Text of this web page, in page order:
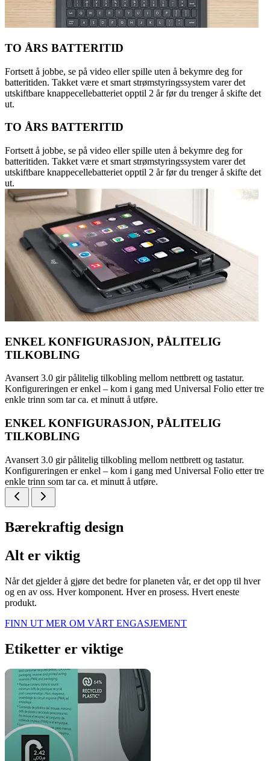
TO ÅRS BATTERITID
Fortsett å jobbe, se på video eller spille uten å bekymre deg for
batteritiden. Takket være et smart strømstyringssystem varer det
utskiftbare knappecellebatteriet opptil 2 år før du trenger å skifte det
ut.
TO ÅRS BATTERITID
Fortsett å jobbe, se på video eller spille uten å bekymre deg for
batteritiden. Takket være et smart strømstyringssystem varer det
utskiftbare knappecellebatteriet opptil 2 år før du trenger å skifte det
ut.
ENKEL KONFIGURASJON, PÅLITELIG
TILKOBLING
Avansert 3.0 gir pålitelig tilkobling mellom nettbrett og tastatur.
Konfigureringen er enkel – kom i gang med Universal Folio etter tre
enkle trinn som tar ca. et minutt å utføre.
ENKEL KONFIGURASJON, PÅLITELIG
TILKOBLING
Avansert 3.0 gir pålitelig tilkobling mellom nettbrett og tastatur.
Konfigureringen er enkel – kom i gang med Universal Folio etter tre
enkle trinn som tar ca. et minutt å utføre.
Bærekraftig design
Alt er viktig
Når det gjelder å gjøre det bedre for planeten vår, er det opp til hver
og en av oss. Hver komponent. Hver en prosess. Hvert eneste
produkt.
FINN UT MER OM VÅRT ENGASJEMENT
Etiketter er viktige